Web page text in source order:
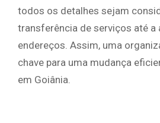
todos os detalhes sejam
transferência de serviços até a
endereços. Assim, uma
chave para uma mudança
em Goiânia.